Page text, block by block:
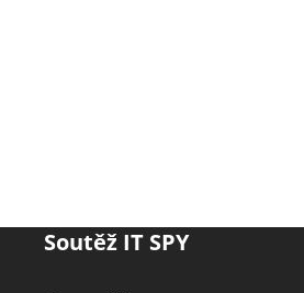
Soutěž IT SPY